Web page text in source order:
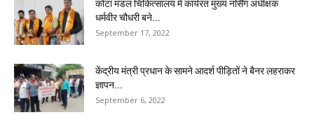
कोटा मंडल चिकित्सालय में कार्यरत मुख्य नर्सिंग अधीक्षक
धर्मवीर चौधरी बने...
September 17, 2022
केंद्रीय मंत्री प्रधान के सामने आदर्श पीड़ितों ने बैनर लहराकर
ज्ञापन...
September 6, 2022